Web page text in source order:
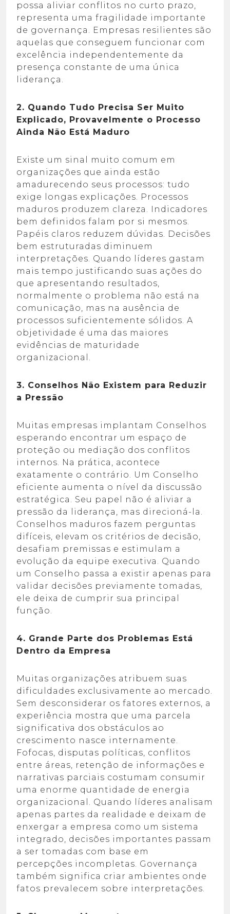
possa aliviar conflitos no curto prazo,
representa uma fragilidade importante
de governança. Empresas resilientes são
aquelas que conseguem funcionar com
excelência independentemente da
presença constante de uma única
liderança.
2. Quando Tudo Precisa Ser Muito
Explicado, Provavelmente o Processo
Ainda Não Está Maduro
Existe um sinal muito comum em
organizações que ainda estão
amadurecendo seus processos: tudo
exige longas explicações. Processos
maduros produzem clareza. Indicadores
bem definidos falam por si mesmos.
Papéis claros reduzem dúvidas. Decisões
bem estruturadas diminuem
interpretações. Quando líderes gastam
mais tempo justificando suas ações do
que apresentando resultados,
normalmente o problema não está na
comunicação, mas na ausência de
processos suficientemente sólidos. A
objetividade é uma das maiores
evidências de maturidade
organizacional.
3. Conselhos Não Existem para Reduzir
a Pressão
Muitas empresas implantam Conselhos
esperando encontrar um espaço de
proteção ou mediação dos conflitos
internos. Na prática, acontece
exatamente o contrário. Um Conselho
eficiente aumenta o nível da discussão
estratégica. Seu papel não é aliviar a
pressão da liderança, mas direcioná-la.
Conselhos maduros fazem perguntas
difíceis, elevam os critérios de decisão,
desafiam premissas e estimulam a
evolução da equipe executiva. Quando
um Conselho passa a existir apenas para
validar decisões previamente tomadas,
ele deixa de cumprir sua principal
função.
4. Grande Parte dos Problemas Está
Dentro da Empresa
Muitas organizações atribuem suas
dificuldades exclusivamente ao mercado.
Sem desconsiderar os fatores externos, a
experiência mostra que uma parcela
significativa dos obstáculos ao
crescimento nasce internamente.
Fofocas, disputas políticas, conflitos
entre áreas, retenção de informações e
narrativas parciais costumam consumir
uma enorme quantidade de energia
organizacional. Quando líderes analisam
apenas partes da realidade e deixam de
enxergar a empresa como um sistema
integrado, decisões importantes passam
a ser tomadas com base em
percepções incompletas. Governança
também significa criar ambientes onde
fatos prevalecem sobre interpretações.